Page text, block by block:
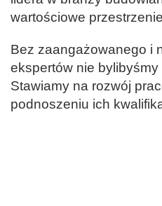
wartościowe
Bez zaangażowanego i
ekspertów nie
Stawiamy na rozwój
podnoszeniu ich